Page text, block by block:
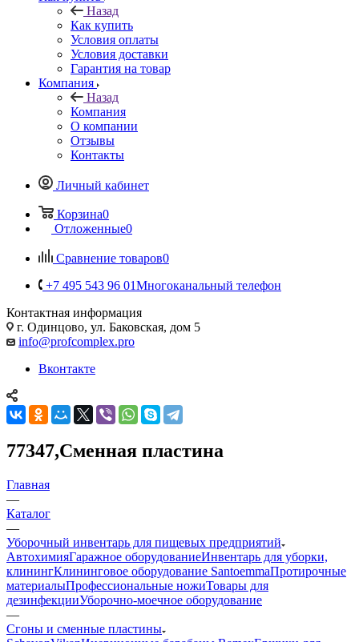
Назад
Как купить
Условия оплаты
Условия доставки
Гарантия на товар
Компания
Назад
Компания
О компании
Отзывы
Контакты
Личный кабинет
Корзина0
Отложенные0
Сравнение товаров0
+7 495 543 96 01Многоканальный телефон
Контактная информация
г. Одинцово, ул. Баковская, дом 5
info@profcomplex.pro
Вконтакте
77347,Сменная пластина
Главная
—
Каталог
—
Уборочный инвентарь для пищевых предприятий
АвтохимияГаражное оборудованиеИнвентарь для уборки,
клинингКлининговое оборудование SantoemmaПротирочные
материалыПрофессиональные ножиТовары для
дезинфекцииУборочно-моечное оборудование
—
Сгоны и сменные пластины